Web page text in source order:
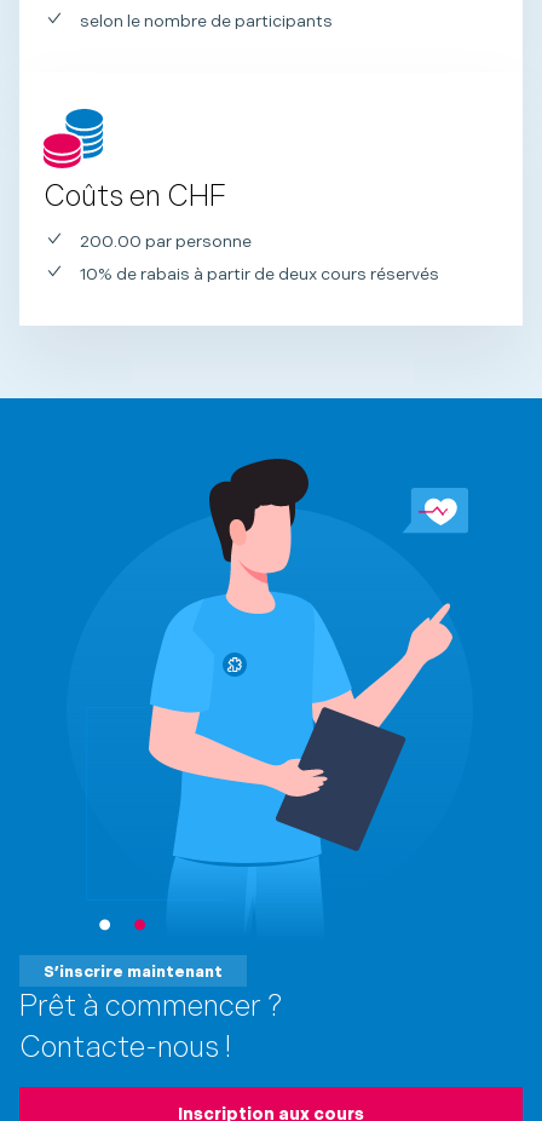
selon le nombre de participants
Coûts en CHF
200.00 par personne
10% de rabais à partir de deux cours réservés
S’inscrire maintenant
Prêt à commencer ?
Contacte-nous !
Inscription aux cours